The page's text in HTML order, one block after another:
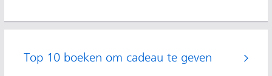
Top 10 boeken om cadeau te geven